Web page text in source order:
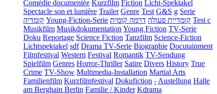
Comédie documentée Kurzfilm Fiction Licht-Spektakel
Spectacle son et lumière Trailer Genre Test G&S g Serie
קומדיה Young-Fiction-Serie קומדיית פעולה דרמה קומית
Test c
Musikfilm Musikdokumentation Young Fiction TV-Serie
Doku Reportage Science Fiction Tanzfilm Science-Fiction
Lichtspektakel sdf Drama TV-Serie Biographie Docutainment
Filmfestival Western Festival Romantik TV-Sendung
Spielfilm Genres Horror-Thriller Satire Divers History True
Crime TV-Show Multimedia-Installation Martial Arts
Familienfilm Kurzfilmfestival Dokufiction - Austellung Halle
am Berghain Berlin Familie / Kinder Kdrama